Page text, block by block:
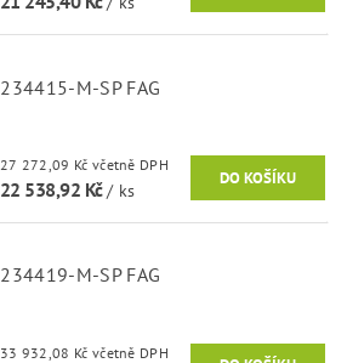
234415-M-SP FAG
27 272,09 Kč včetně DPH
22 538,92 Kč/ ks
234419-M-SP FAG
33 932,08 Kč včetně DPH